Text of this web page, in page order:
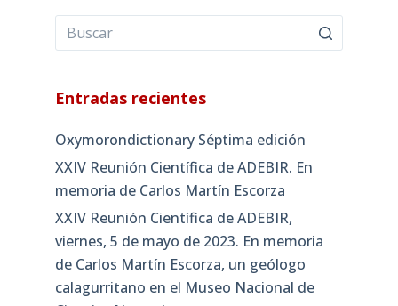
Entradas recientes
Oxymorondictionary Séptima edición
XXIV Reunión Científica de ADEBIR. En
memoria de Carlos Martín Escorza
XXIV Reunión Científica de ADEBIR,
viernes, 5 de mayo de 2023. En memoria
de Carlos Martín Escorza, un geólogo
calagurritano en el Museo Nacional de